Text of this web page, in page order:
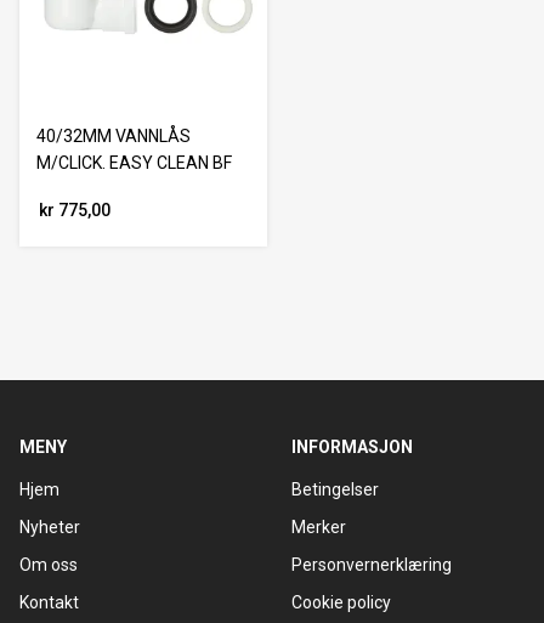
40/32MM VANNLÅS
M/CLICK. EASY CLEAN BF
kr 775,00
MENY
Hjem
Nyheter
Om oss
Kontakt
INFORMASJON
Betingelser
Merker
Personvernerklæring
Cookie policy